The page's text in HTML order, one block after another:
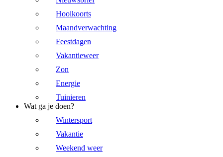
Hooikoorts
Maandverwachting
Feestdagen
Vakantieweer
Zon
Energie
Tuinieren
Wat ga je doen?
Wintersport
Vakantie
Weekend weer